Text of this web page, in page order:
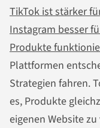
TikTok ist stärker
Instagram besser
Produkte
Plattformen
Strategien fahren.
es, Produkte
eigenen Website